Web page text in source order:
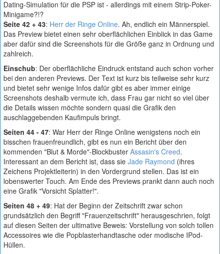
Dating-Simulation für die PSP ist - allerdings mit einem Strip-Poker-
Minigame?!?
Seite 42 + 43: Herr der Ringe Online. Ah, endlich ein Männerspiel.
Das Preview bietet einen sehr oberflächlichen Einblick in das Game
aber dafür sind die Screenshots für die Größe ganz in Ordnung und
zahlreich.
Einschub: Der oberflächliche Eindruck entstand auch schon vorher
bei den anderen Previews. Der Text ist kurz bis teilweise sehr kurz
und bietet sehr wenige Infos dafür gibt es aber immer einige
Screenshots deshalb vermute ich, dass Frau gar nicht so viel über
die Details wissen möchte sondern quasi die Grafik den
auschlaggebenden Kaufimpuls bringt.
Seiten 44 - 47: War Herr der Ringe Online wenigstens noch ein
bisschen frauenfreundlich, gibt es nun ein Bericht über den
kommenden "Blut & Morde"-Blockbuster Assasin's Creed.
Interessant an dem Bericht ist, dass sie Jade Raymond (ihres
Zeichens Projektleiterin) in den Vordergrund stellen. Das ist ein
lobenswerter Touch. Am Ende des Previews prankt dann auch noch
eine Grafik "Vorsicht Splatter!".
Seiten 48 + 49: Hat der Beginn der Zeitschrift zwar schon
grundsätzlich den Begriff "Frauenzeitschrift" herausgeschrien, folgt
auf diesen Seiten der ultimative Beweis: Vorstellung von solch tollen
Accessoires wie die Popblasterhandtasche oder modische IPod-
Hüllen.